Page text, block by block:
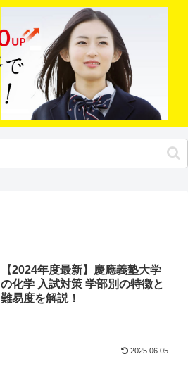
【2024年度最新】慶應義塾大学
の化学 入試対策 学部別の特徴と
難易度を解説！
2025.06.05